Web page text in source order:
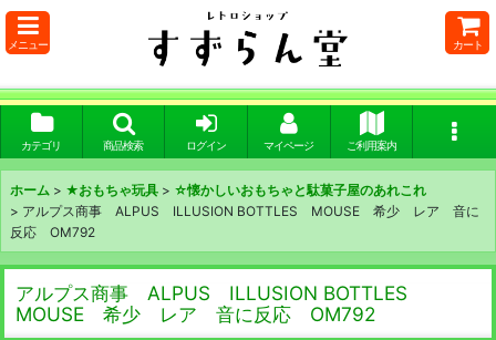
メニュー カート
カテゴリ 商品検索 ログイン マイページ ご利用案内
ホーム > ★おもちゃ玩具 > ☆懐かしいおもちゃと駄菓子屋のあれこれ
> アルプス商事 ALPUS ILLUSION BOTTLES MOUSE 希少 レア 音に
反応 OM792
アルプス商事 ALPUS ILLUSION BOTTLES
MOUSE 希少 レア 音に反応 OM792